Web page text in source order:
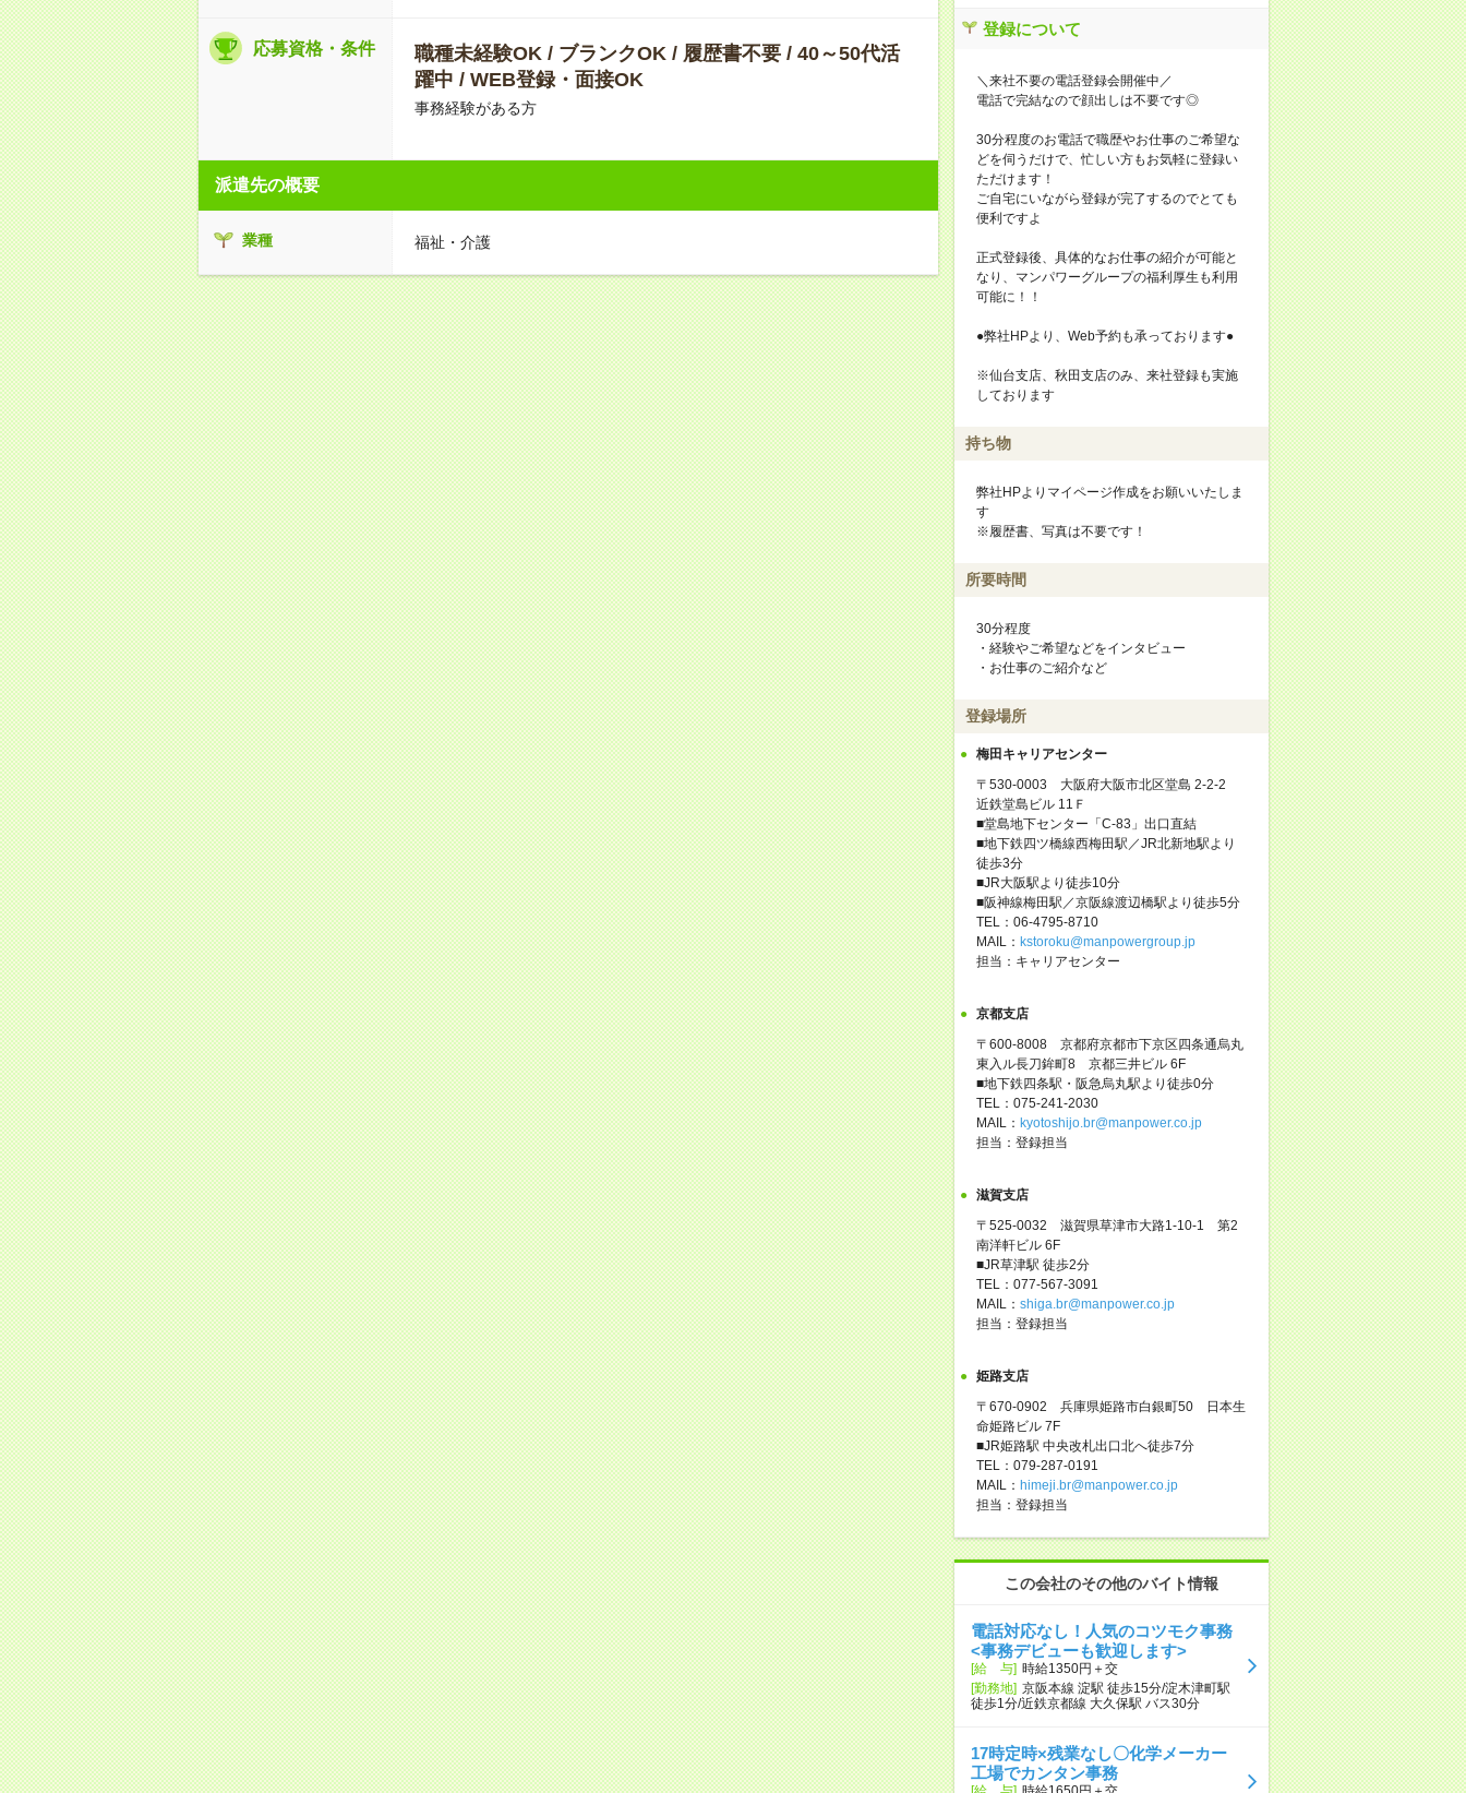
応募資格・条件
職種未経験OK / ブランクOK / 履歴書不要 / 40～50代活
躍中 / WEB登録・面接OK
事務経験がある方
派遣先の概要
業種 福祉・介護
登録について
＼来社不要の電話登録会開催中／
電話で完結なので顔出しは不要です◎
30分程度のお電話で職歴やお仕事のご希望な
どを伺うだけで、忙しい方もお気軽に登録い
ただけます！
ご自宅にいながら登録が完了するのでとても
便利ですよ
正式登録後、具体的なお仕事の紹介が可能と
なり、マンパワーグループの福利厚生も利用
可能に！！
●弊社HPより、Web予約も承っております●
※仙台支店、秋田支店のみ、来社登録も実施
しております
持ち物
弊社HPよりマイページ作成をお願いいたしま
す
※履歴書、写真は不要です！
所要時間
30分程度
・経験やご希望などをインタビュー
・お仕事のご紹介など
登録場所
梅田キャリアセンター
〒530-0003 大阪府大阪市北区堂島 2-2-2
近鉄堂島ビル 11Ｆ
■堂島地下センター「C-83」出口直結
■地下鉄四ツ橋線西梅田駅／JR北新地駅より
徒歩3分
■JR大阪駅より徒歩10分
■阪神線梅田駅／京阪線渡辺橋駅より徒歩5分
TEL：06-4795-8710
MAIL： kstoroku@manpowergroup.jp
担当：キャリアセンター
京都支店
〒600-8008 京都府京都市下京区四条通烏丸
東入ル長刀鉾町8 京都三井ビル 6F
■地下鉄四条駅・阪急烏丸駅より徒歩0分
TEL：075-241-2030
MAIL： kyotoshijo.br@manpower.co.jp
担当：登録担当
滋賀支店
〒525-0032 滋賀県草津市大路1-10-1 第2
南洋軒ビル 6F
■JR草津駅 徒歩2分
TEL：077-567-3091
MAIL： shiga.br@manpower.co.jp
担当：登録担当
姫路支店
〒670-0902 兵庫県姫路市白銀町50 日本生
命姫路ビル 7F
■JR姫路駅 中央改札出口北へ徒歩7分
TEL：079-287-0191
MAIL： himeji.br@manpower.co.jp
担当：登録担当
この会社のその他のバイト情報
電話対応なし！人気のコツモク事務
<事務デビューも歓迎します>
[給 与] 時給1350円＋交
[勤務地] 京阪本線 淀駅 徒歩15分/淀木津町駅
徒歩1分/近鉄京都線 大久保駅 バス30分
17時定時×残業なし〇化学メーカー
工場でカンタン事務